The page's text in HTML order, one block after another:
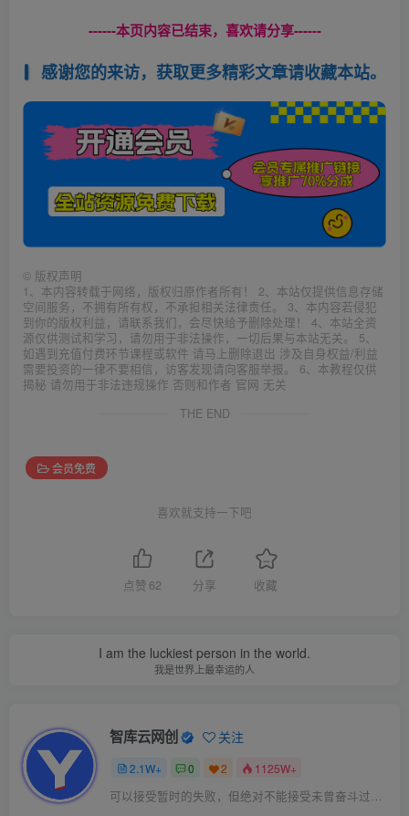
------本页内容已结束，喜欢请分享------
感谢您的来访，获取更多精彩文章请收藏本站。
© 版权声明
1、本内容转载于网络，版权归原作者所有！ 2、本站仅提供信息存储
空间服务，不拥有所有权，不承担相关法律责任。 3、本内容若侵犯
到你的版权利益，请联系我们，会尽快给予删除处理！ 4、本站全资
源仅供测试和学习，请勿用于非法操作，一切后果与本站无关。 5、
如遇到充值付费环节课程或软件 请马上删除退出 涉及自身权益/利益
需要投资的一律不要相信，访客发现请向客服举报。 6、本教程仅供
揭秘 请勿用于非法违规操作 否则和作者 官网 无关
THE END
会员免费
喜欢就支持一下吧
点赞 62 分享 收藏
I am the luckiest person in the world.
我是世界上最幸运的人
智库云网创 关注
2.1W+ 0 2 1125W+
可以接受暂时的失败，但绝对不能接受未曾奋斗过的自己